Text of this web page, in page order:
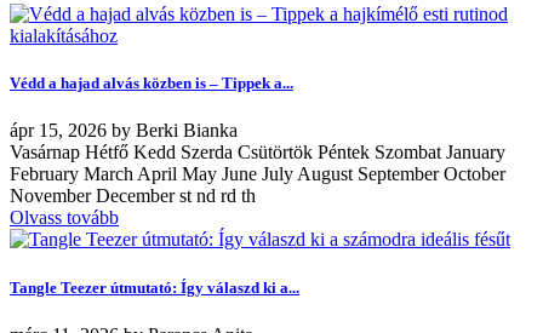
Védd a hajad alvás közben is – Tippek a...
ápr 15, 2026 by Berki Bianka
Vasárnap Hétfő Kedd Szerda Csütörtök Péntek Szombat January
February March April May June July August September October
November December st nd rd th
Olvass tovább
Tangle Teezer útmutató: Így válaszd ki a...